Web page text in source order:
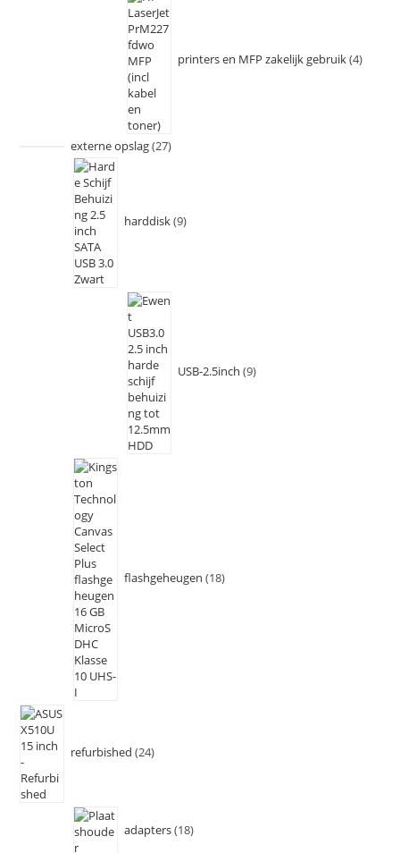
printers en MFP zakelijk gebruik 4
externe opslag 27
harddisk 9
USB-2.5inch 9
flashgeheugen 18
refurbished 24
adapters 18